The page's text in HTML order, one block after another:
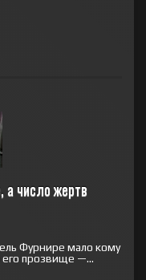
а число жертв
Фурнире мало кому
прозвище —...